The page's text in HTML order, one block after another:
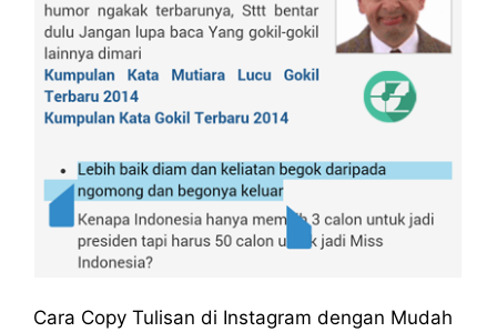
Cara Copy Tulisan di Instagram dengan Mudah